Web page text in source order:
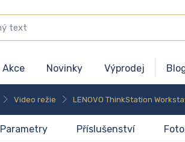
Akce Novinky Výprodej
Video režie LENOVO ThinkStation
Parametry Příslušenství Foto